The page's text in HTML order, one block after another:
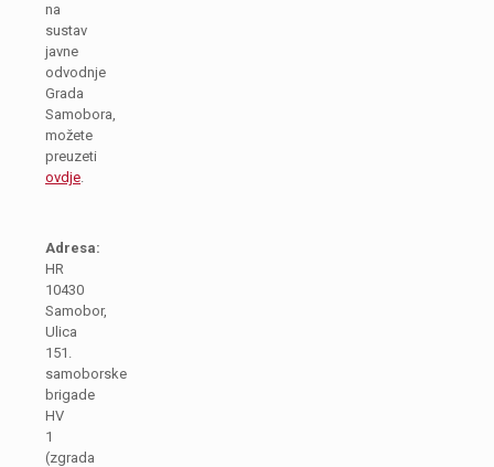
na
sustav
javne
odvodnje
Grada
Samobora,
možete
preuzeti
ovdje.
Adresa:
HR
10430
Samobor,
Ulica
151.
samoborske
brigade
HV
1
(zgrada